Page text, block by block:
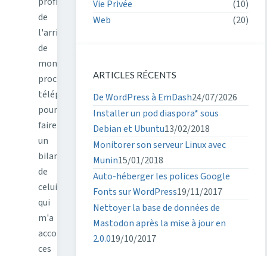
de
l'arrivée
de
mon
prochain
téléphone
pour
faire
un
bilan
de
celui
qui
m'a
accompagné
ces
Vie Privée
(10)
Web
(20)
ARTICLES RÉCENTS
De WordPress à EmDash24/07/2026
Installer un pod diaspora* sous
Debian et Ubuntu13/02/2018
Monitorer son serveur Linux avec
Munin15/01/2018
Auto-héberger les polices Google
Fonts sur WordPress19/11/2017
Nettoyer la base de données de
Mastodon après la mise à jour en
2.0.019/10/2017